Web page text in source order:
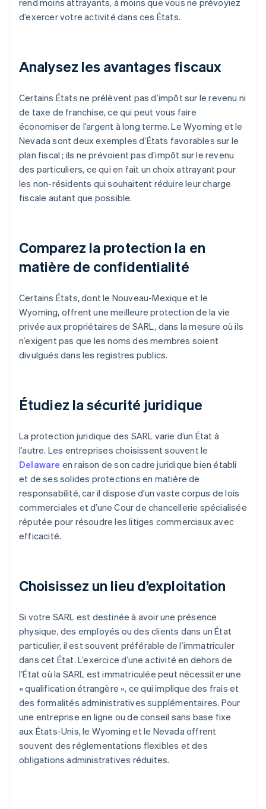
rend moins attrayants, à moins que vous ne prévoyiez
d’exercer votre activité dans ces États.
Analysez les avantages fiscaux
Certains États ne prélèvent pas d’impôt sur le revenu ni
de taxe de franchise, ce qui peut vous faire
économiser de l’argent à long terme. Le Wyoming et le
Nevada sont deux exemples d’États favorables sur le
plan fiscal ; ils ne prévoient pas d’impôt sur le revenu
des particuliers, ce qui en fait un choix attrayant pour
les non-résidents qui souhaitent réduire leur charge
fiscale autant que possible.
Comparez la protection la en
matière de confidentialité
Certains États, dont le Nouveau-Mexique et le
Wyoming, offrent une meilleure protection de la vie
privée aux propriétaires de SARL, dans la mesure où ils
n’exigent pas que les noms des membres soient
divulgués dans les registres publics.
Étudiez la sécurité juridique
La protection juridique des SARL varie d’un État à
l’autre. Les entreprises choisissent souvent le
Delaware en raison de son cadre juridique bien établi
et de ses solides protections en matière de
responsabilité, car il dispose d’un vaste corpus de lois
commerciales et d’une Cour de chancellerie spécialisée
réputée pour résoudre les litiges commerciaux avec
efficacité.
Choisissez un lieu d’exploitation
Si votre SARL est destinée à avoir une présence
physique, des employés ou des clients dans un État
particulier, il est souvent préférable de l’immatriculer
dans cet État. L’exercice d’une activité en dehors de
l’État où la SARL est immatriculée peut nécessiter une
« qualification étrangère », ce qui implique des frais et
des formalités administratives supplémentaires. Pour
une entreprise en ligne ou de conseil sans base fixe
aux États-Unis, le Wyoming et le Nevada offrent
souvent des réglementations flexibles et des
obligations administratives réduites.